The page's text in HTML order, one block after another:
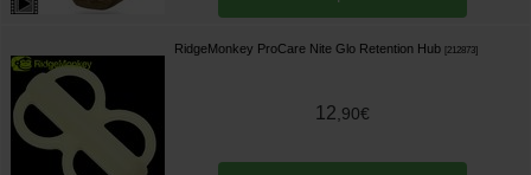
RidgeMonkey ProCare Nite Glo Retention Hub 212873]
12 90€